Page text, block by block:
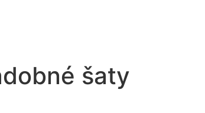
šaty